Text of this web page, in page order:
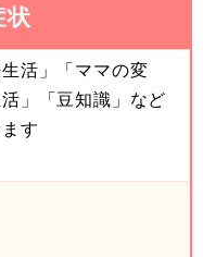
状
活」「ママの変
」「豆知識」など
す